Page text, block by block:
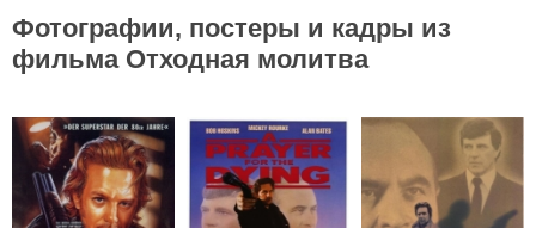
Фотографии, постеры и кадры из
фильма Отходная молитва